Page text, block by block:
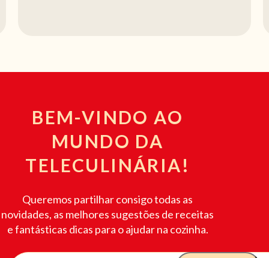
BEM-VINDO AO
MUNDO DA
TELECULINÁRIA!
Queremos partilhar consigo todas as
novidades, as melhores sugestões de receitas
e fantásticas dicas para o ajudar na cozinha.